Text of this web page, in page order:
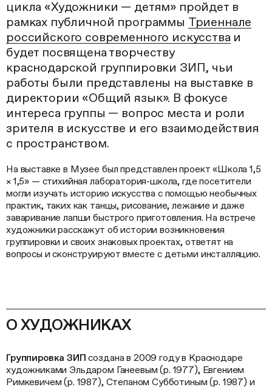
цикла «Художники — детям» пройдет в
рамках публичной программы Триеннале
российского современного искусства и
будет посвящена творчеству
краснодарской группировки ЗИП, чьи
работы были представлены на выставке в
директории «Общий язык». В фокусе
интереса группы — вопрос места и роли
зрителя в искусстве и его взаимодействия
с пространством.
На выставке в Музее был представлен проект «Школа 1,5
× 1,5» — стихийная лаборатория-школа, где посетители
могли изучать историю искусства с помощью необычных
практик, таких как танцы, рисование, лежание и даже
заваривание лапши быстрого приготовления. На встрече
художники расскажут об истории возникновения
группировки и своих знаковых проектах, ответят на
вопросы и сконструируют вместе с детьми инсталляцию.
О ХУДОЖНИКАХ
Группировка ЗИП создана в 2009 году в Краснодаре
художниками Эльдаром Ганеевым (р. 1977), Евгением
Римкевичем (р. 1987), Степаном Субботиным (р. 1987) и